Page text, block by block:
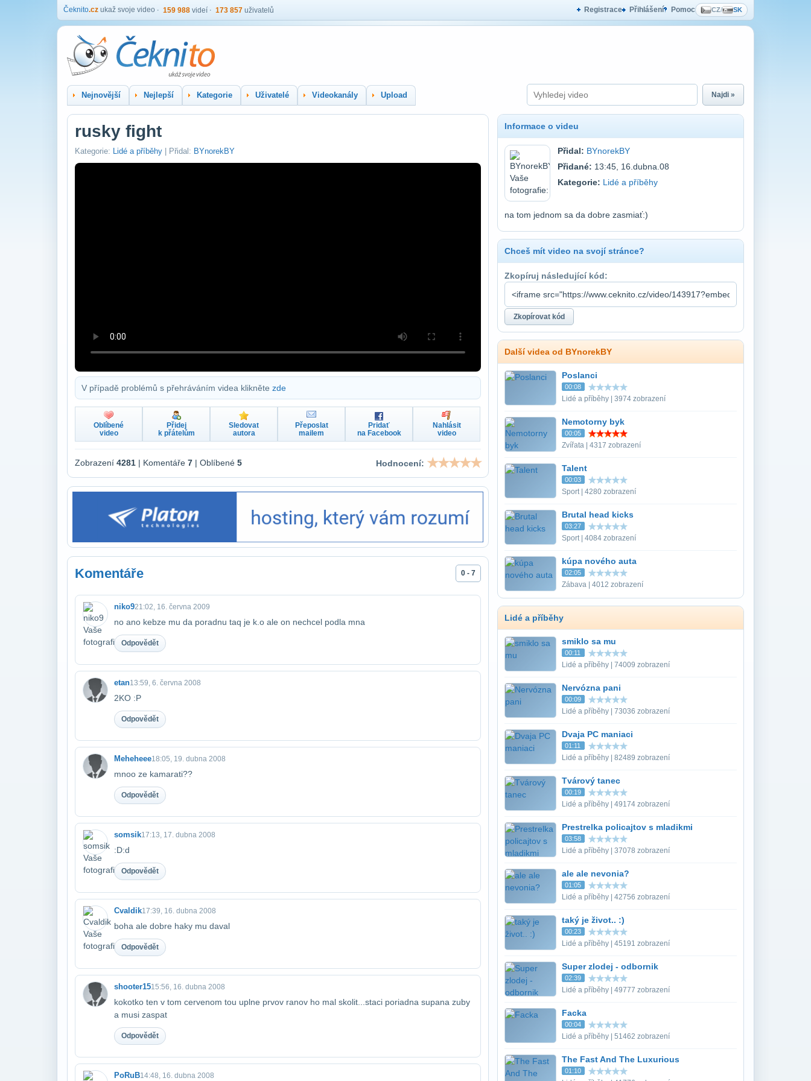
Čeknito.cz ukaž svoje video 159 988 videí 173 857 uživatelů Registrace Přihlášení Pomoc CZ/ SK
Nejnovější Nejlepší Kategorie Uživatelé Videokanály Upload Najdi »
rusky fight
Kategorie: Lidé a příběhy | Přidal: BYnorekBY
V případě problémů s přehráváním videa klikněte zde
Oblíbené
video
Přidej
k přátelům
Sledovat
autora
Přeposlat
mailem
Pridať
na Facebook
Nahlásit
video
Zobrazení 4281 | Komentáře 7 | Oblíbené 5 Hodnocení:
Komentáře 0 - 7
niko921:02, 16. června 2009
no ano kebze mu da poradnu taq je k.o ale on nechcel podla mna
Odpovědět
etan13:59, 6. června 2008
2KO :P
Odpovědět
Meheheee18:05, 19. dubna 2008
mnoo ze kamarati??
Odpovědět
somsik17:13, 17. dubna 2008
:D:d
Odpovědět
Cvaldik17:39, 16. dubna 2008
boha ale dobre haky mu daval
Odpovědět
shooter1515:56, 16. dubna 2008
kokotko ten v tom cervenom tou uplne prvov ranov ho mal skolit...staci poriadna supa​na zuby
a musi zaspat
Odpovědět
PoRuB14:48, 16. dubna 2008
Informace o videu
Přidal: BYnorekBY
Přidané: 13:45, 16.dubna.08
Kategorie: Lidé a příběhy
na tom jednom sa da dobre zasmiať:)
Chceš mít video na svojí stránce?
Zkopíruj následující kód:
Další videa od BYnorekBY
Poslanci
00:08
Lidé a příběhy | 3974 zobrazení
Nemotorny byk
00:05
Zvířata | 4317 zobrazení
Talent
00:03
Sport | 4280 zobrazení
Brutal head kicks
03:27
Sport | 4084 zobrazení
kúpa nového auta
02:05
Zábava | 4012 zobrazení
Lidé a příběhy
smiklo sa mu
00:11
Lidé a příběhy | 74009 zobrazení
Nervózna pani
00:09
Lidé a příběhy | 73036 zobrazení
Dvaja PC maniaci
01:11
Lidé a příběhy | 82489 zobrazení
Tvárový tanec
00:19
Lidé a příběhy | 49174 zobrazení
Prestrelka policajtov s mladikmi
03:58
Lidé a příběhy | 37078 zobrazení
ale ale nevonia?
01:05
Lidé a příběhy | 42756 zobrazení
taký je život.. :)
00:23
Lidé a příběhy | 45191 zobrazení
Super zlodej - odbornik
02:39
Lidé a příběhy | 49777 zobrazení
Facka
00:04
Lidé a příběhy | 51462 zobrazení
The Fast And The Luxurious
01:10